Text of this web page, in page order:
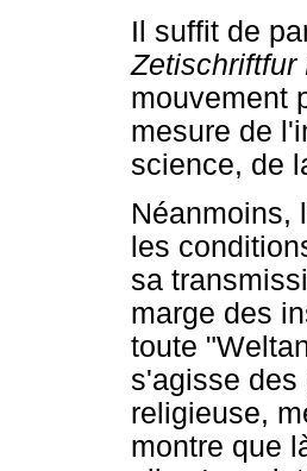
Il suffit de
Zetischriftfur
mouvement
mesure de
science, de
Néanmoins,
les
sa
marge des
toute
s'agisse des
religieuse,
montre que